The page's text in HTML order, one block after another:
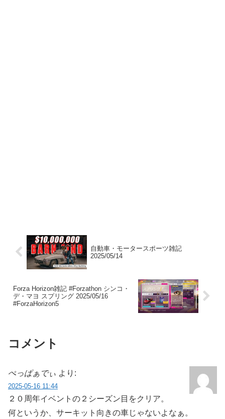
自動車・モータースポーツ雑記
2025/05/14
Forza Horizon雑記 #Forzathon シンコ・
デ・マヨ スプリング 2025/05/16
#ForzaHorizon5
コメント
ぺっぱぁでぃ より:
2025-05-16 11:44
２０周年イベントの２シーズン目をクリア。
何というか、サーキット向きの車じゃないよなぁ。